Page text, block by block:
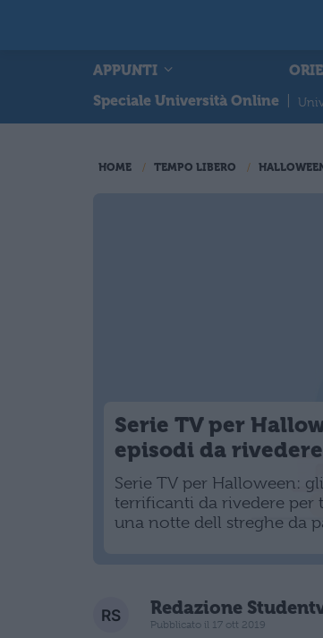
APPUNTI
Speciale Università Online
HOME TEMPO LIBERO
Serie TV per
episodi da rivedere
Serie TV per Halloween:
terrificanti da rivedere per
una notte dell streghe da
Redazione
Pubblicato il 17 ott 2019